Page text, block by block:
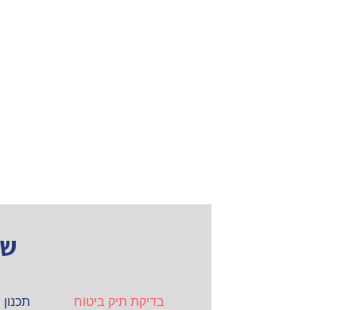
בדיקת תיק ביטוח